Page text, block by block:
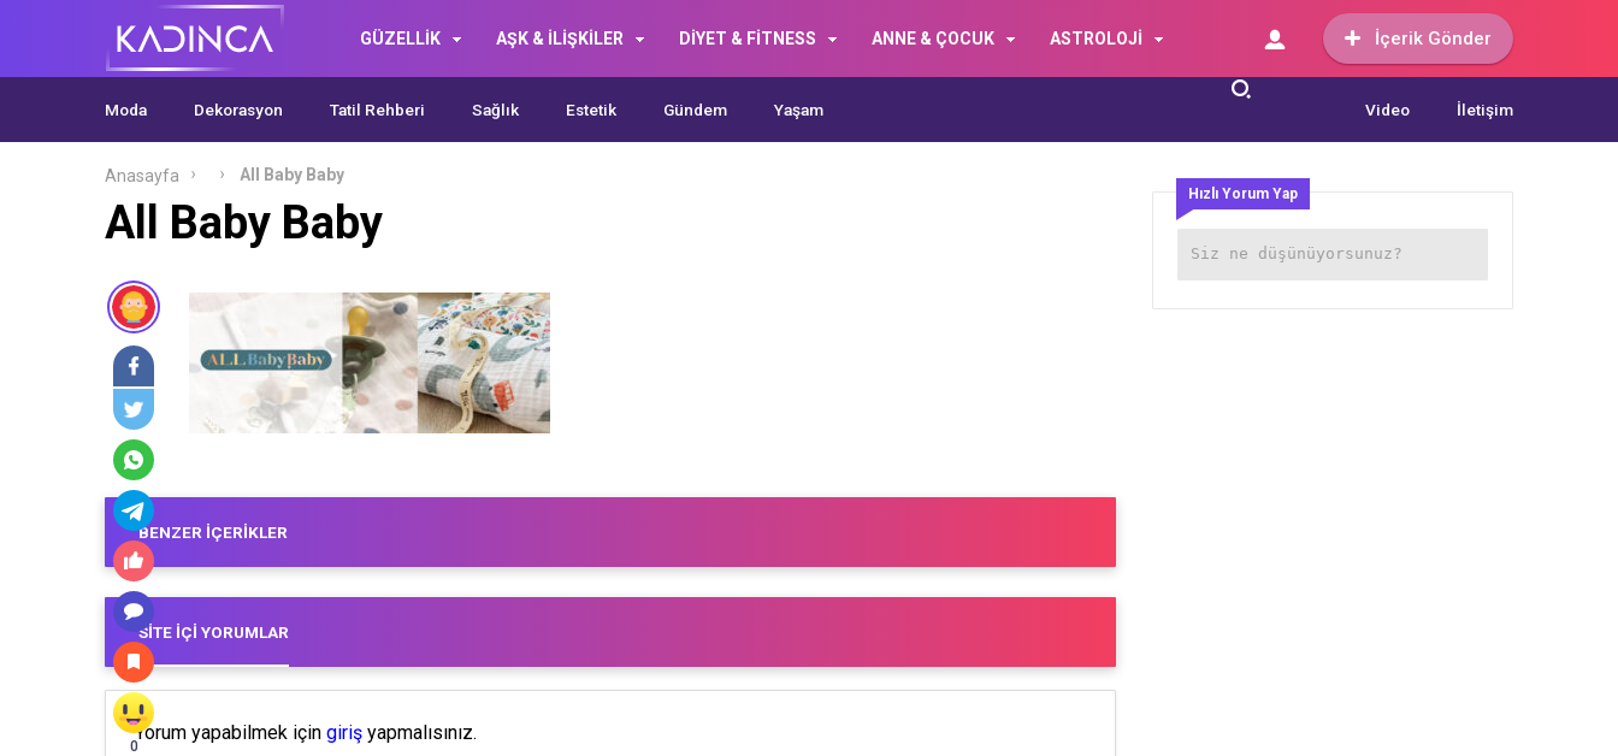
GÜZELLİK AŞK & İLİŞKİLER DİYET & FİTNESS ANNE & ÇOCUK ASTROLOJİ İçerik Gönder
Moda Dekorasyon Tatil Rehberi Sağlık Estetik Gündem Yaşam Video İletişim
Anasayfa All Baby Baby
All Baby Baby
0
BENZER İÇERIKLER
SITE İÇI YORUMLAR
Yorum yapabilmek için giriş yapmalısınız.
Hızlı Yorum Yap